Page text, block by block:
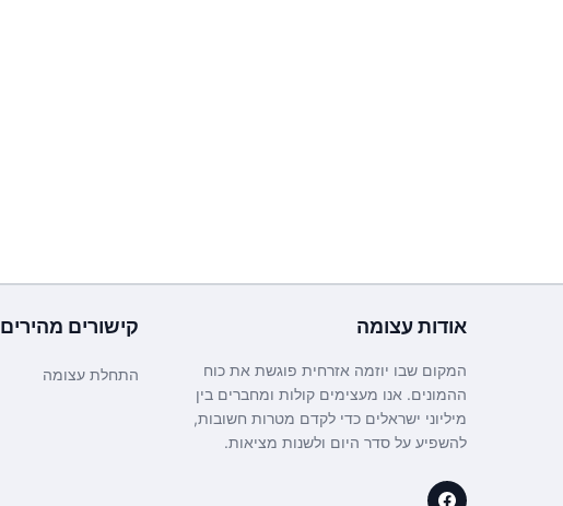
אודותעצומה
המקום שבו יוזמה אזרחית פוגשת את כוח
ההמונים. אנו מעצימים קולות ומחברים בין
מיליוני ישראלים כדי לקדם מטרות חשובות,
להשפיע על סדר היום ולשנות מציאות.
קישורים מהירים
התחלת עצומה